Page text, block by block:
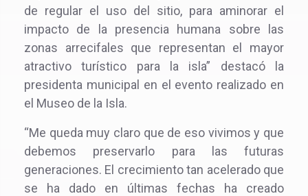
de regular el uso del sitio, para aminorar el
impacto de la presencia humana sobre las
zonas arrecifales que representan el mayor
atractivo turístico para la isla” destacó la
presidenta municipal en el evento realizado en
el Museo de la Isla.
“Me queda muy claro que de eso vivimos y que
debemos preservarlo para las futuras
generaciones. El crecimiento tan acelerado que
se ha dado en últimas fechas ha creado